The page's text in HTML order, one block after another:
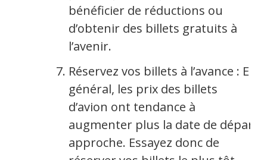
bénéficier de réductions ou
d’obtenir des billets gratuits à
l’avenir.
Réservez vos billets à l’avance : En
général, les prix des billets
d’avion ont tendance à
augmenter plus la date de départ
approche. Essayez donc de